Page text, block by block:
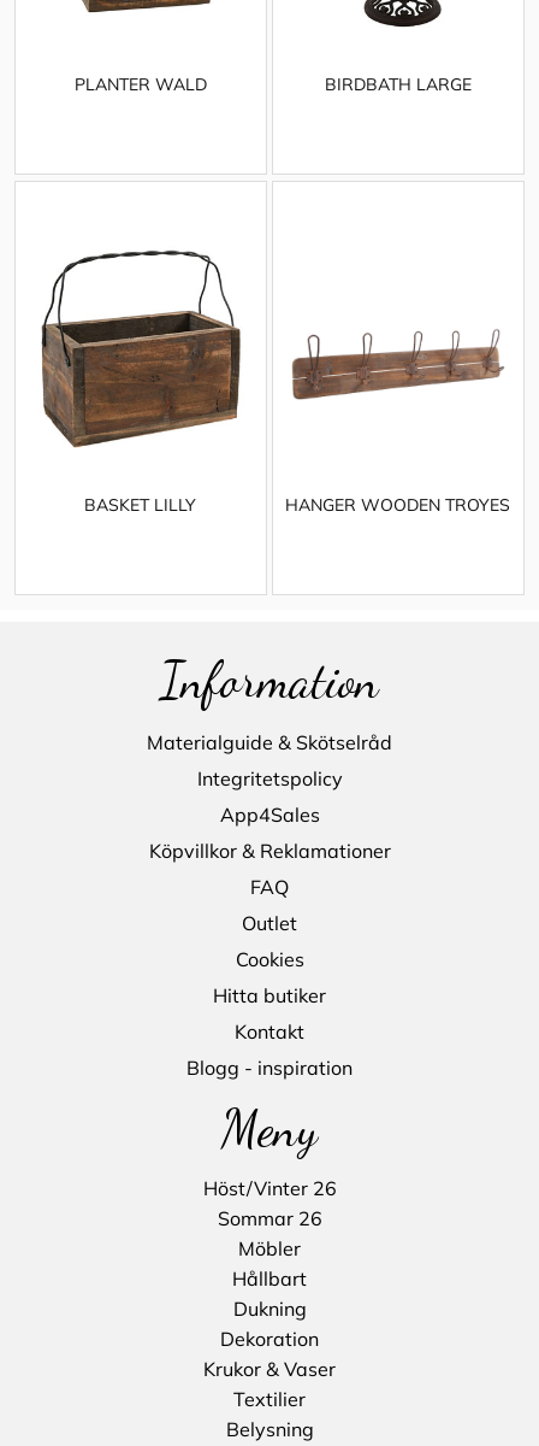
PLANTER WALD BIRDBATH LARGE
BASKET LILLY HANGER WOODEN TROYES
Information
Materialguide & Skötselråd
Integritetspolicy
App4Sales
Köpvillkor & Reklamationer
FAQ
Outlet
Cookies
Hitta butiker
Kontakt
Blogg - inspiration
Meny
Höst/Vinter 26
Sommar 26
Möbler
Hållbart
Dukning
Dekoration
Krukor & Vaser
Textilier
Belysning